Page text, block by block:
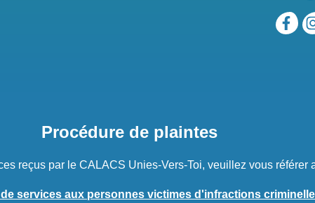
Procédure de plaintes
reçus par le CALACS Unies-Vers-Toi, veuillez vous référer
de services aux personnes victimes d'infractions